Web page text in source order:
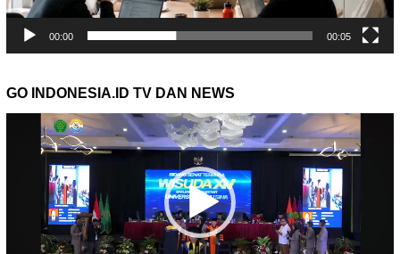
00:00 00:05
GO INDONESIA.ID TV DAN NEWS
Pemutar